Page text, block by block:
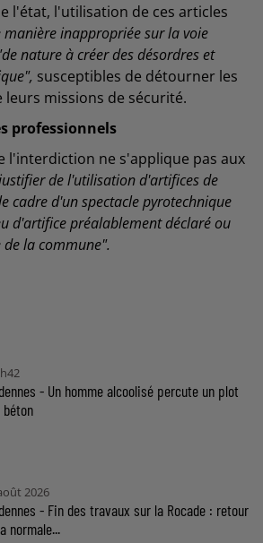
l'état, l'utilisation de ces articles
manière inappropriée sur la voie
nature à créer des désordres et
susceptibles de détourner les
missions de sécurité.
professionnels
l'interdiction ne s'applique pas aux
de l'utilisation d'artifices de
cadre d'un spectacle pyrotechnique
d'artifice préalablement déclaré ou
la commune".
- Un homme alcoolisé percute un plot
béton
2026
- Fin des travaux sur la Rocade : retour
normale...